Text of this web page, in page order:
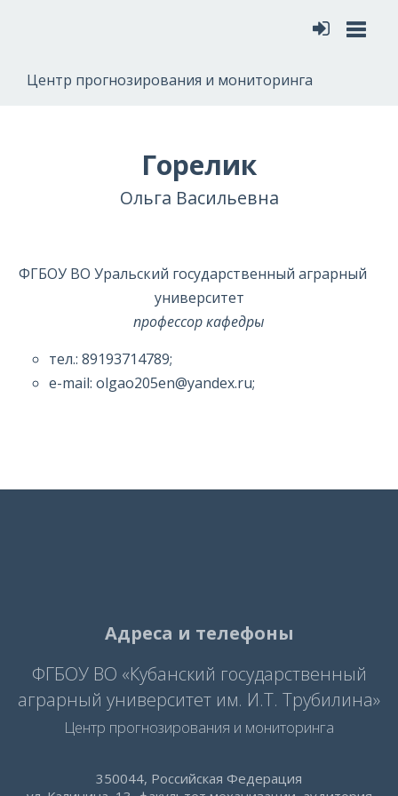
Центр прогнозирования и мониторинга
Горелик
Ольга Васильевна
ФГБОУ ВО Уральский государственный аграрный
университет
профессор кафедры
тел.: 89193714789;
e-mail: olgao205en@yandex.ru;
Адреса и телефоны
ФГБОУ ВО «Кубанский государственный
аграрный университет им. И.Т. Трубилина»
Центр прогнозирования и мониторинга
350044, Российская Федерация